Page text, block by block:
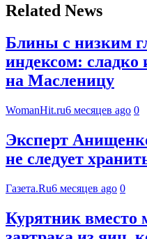
Related News
Блины с низким
индексом: сладко
на Масленицу
WomanHit.ru6 месяцев ago 0
Эксперт
не следует
Газета.Ru6 месяцев ago 0
Курятник вместо